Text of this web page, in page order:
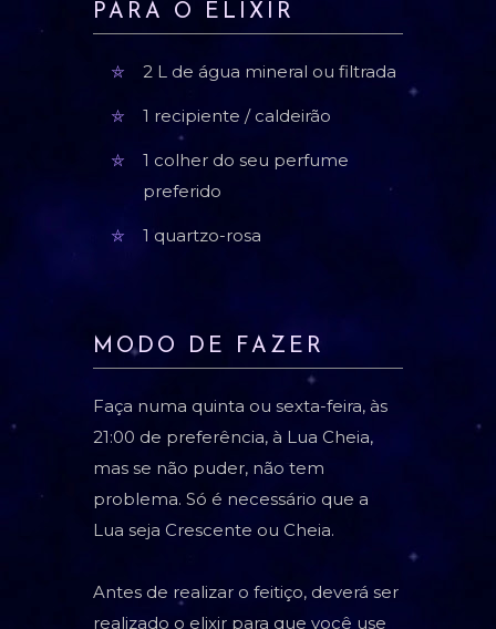
PARA O ELIXIR
2 L de água mineral ou filtrada
1 recipiente / caldeirão
1 colher do seu perfume
preferido
1 quartzo-rosa
MODO DE FAZER
Faça numa quinta ou sexta-feira, às
21:00 de preferência, à Lua Cheia,
mas se não puder, não tem
problema. Só é necessário que a
Lua seja Crescente ou Cheia.
Antes de realizar o feitiço, deverá ser
realizado o elixir para que você use